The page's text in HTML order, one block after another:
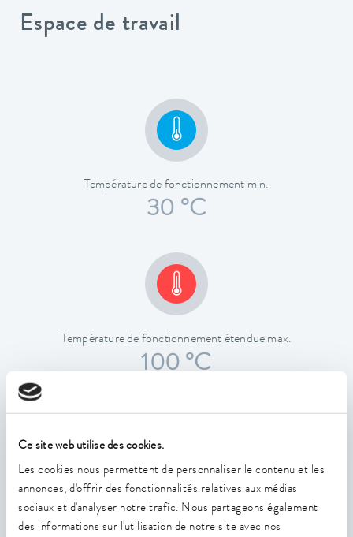
Ce site web utilise des cookies.
Les cookies nous permettent de personnaliser le contenu et les
annonces, d'offrir des fonctionnalités relatives aux médias
sociaux et d'analyser notre trafic. Nous partageons également
des informations sur l'utilisation de notre site avec nos
Espace de travail
Température de fonctionnement min.
30 °C
Température de fonctionnement étendue max.
100 °C
Constance de la température
0,01 ± K